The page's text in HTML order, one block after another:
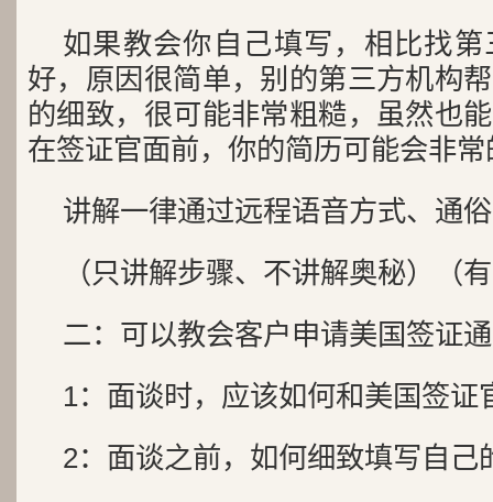
如果教会你自己填写，相比找
好，原因很简单，别的第三方机构
的细致，很可能非常粗糙，虽然也
在签证官面前，你的简历可能会非
讲解一律通过远程语音方式、通
（只讲解步骤、不讲解奥秘）（
二：可以教会客户申请美国签证
1：面谈时，应该如何和美国签证
2：面谈之前，如何细致填写自己